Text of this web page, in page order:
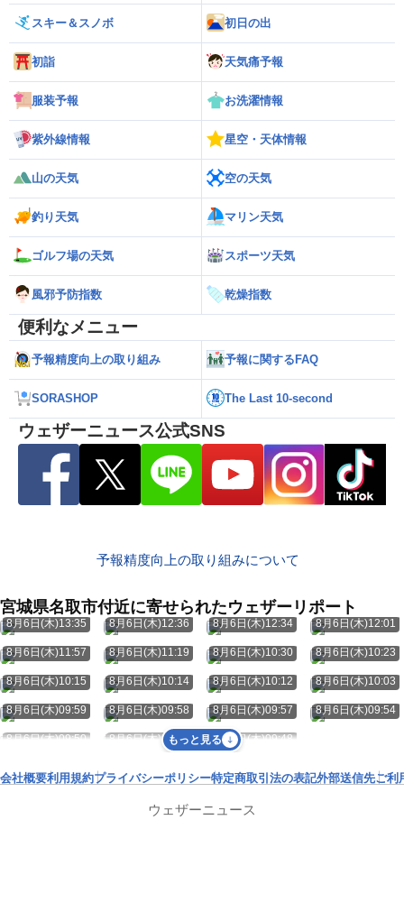
スキー＆スノボ 初日の出
初詣 天気痛予報
服装予報 お洗濯情報
紫外線情報 星空・天体情報
山の天気 空の天気
釣り天気 マリン天気
ゴルフ場の天気 スポーツ天気
風邪予防指数 乾燥指数
便利なメニュー
予報精度向上の取り組み 予報に関するFAQ
SORASHOP The Last 10-second
ウェザーニュース公式SNS
予報精度向上の取り組みについて
宮城県名取市付近に寄せられたウェザーリポート
8月6日(木)13:35 8月6日(木)12:36 8月6日(木)12:34 8月6日(木)12:01
8月6日(木)11:57 8月6日(木)11:19 8月6日(木)10:30 8月6日(木)10:23
8月6日(木)10:15 8月6日(木)10:14 8月6日(木)10:12 8月6日(木)10:03
8月6日(木)09:59 8月6日(木)09:58 8月6日(木)09:57 8月6日(木)09:54
8月6日(木)09:50 8月6日(木)09:49 8月6日(木)09:48
もっと見る
会社概要利用規約プライバシーポリシー特定商取引法の表記外部送信先ご利
ウェザーニュース